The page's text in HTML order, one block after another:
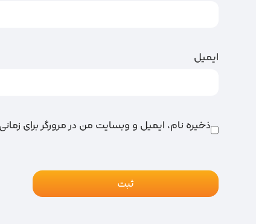
ایمیل
ذخیره نام، ایمیل و وبسایت من در مرورگر برای